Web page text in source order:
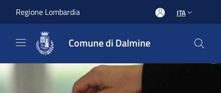
Regione Lombardia ITA
Comune di Dalmine